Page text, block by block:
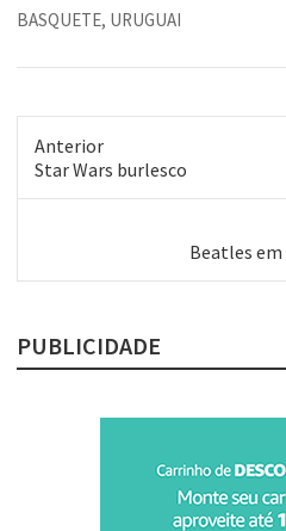
estaremos partindo para o
publicar nosso diário…
BASQUETE, URUGUAI
Anterior
Post
Star Wars burlesco
Beatles
PUBLICIDADE